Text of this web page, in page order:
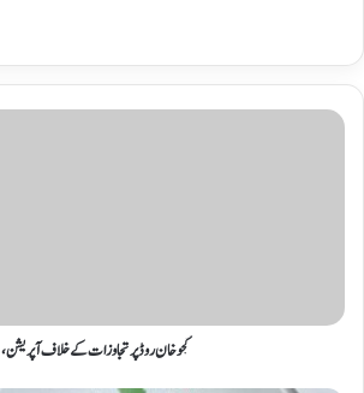
گجوخان روڈ پر تجاوزات کے خلاف آپریشن،